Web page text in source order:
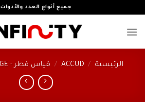
جميع أنواع العدد والأدوات
الرئيسية /
ACCUD
/ قياس قطر - DIAMETER GAUGE